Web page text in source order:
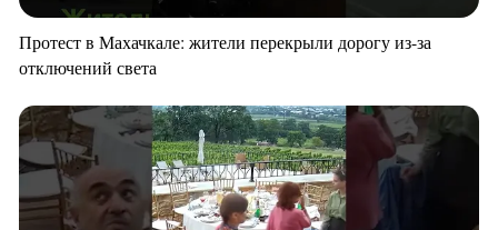
Протест в Махачкале: жители перекрыли дорогу из-за
отключений света